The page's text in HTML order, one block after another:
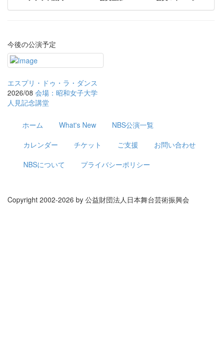
今後の公演予定
エスプリ・ドゥ・ラ・ダンス
2026/08 会場：昭和女子大学
人見記念講堂
ホーム What's New
NBS公演一覧
カレンダー
チケット ご支援
お問い合わせ
NBSについて
プライバシーポリシー
Copyright 2002-2026 by 公益財団法人日本舞台芸術振興会